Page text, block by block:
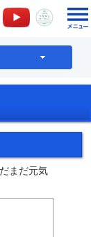
町X
八千代町Instagram
八千代町八千代
まだ元気